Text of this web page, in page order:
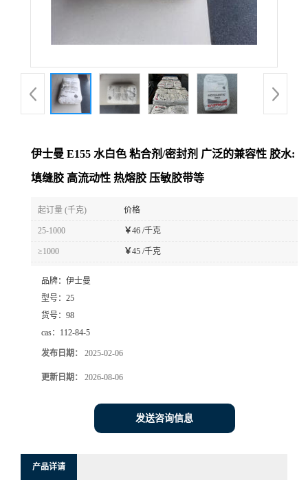
伊士曼 E155 水白色 粘合剂/密封剂 广泛的兼容性 胶水:
填缝胶 高流动性 热熔胶 压敏胶带等
起订量 (千克) 价格
25-1000 ￥46 /千克
≥1000 ￥45 /千克
品牌： 伊士曼
型号： 25
货号： 98
cas： 112-84-5
发布日期： 2025-02-06
更新日期： 2026-08-06
发送咨询信息
产品详请